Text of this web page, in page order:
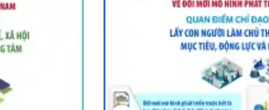
các hình
cá nhân,
dụng công
kỹ năng
thiết. Hưởng
nhiều
lan tỏa
ương Đảng khóa XIV về đổi
Việt Nam với 5 quan điểm chỉ
điểm chỉ đạo thứ năm là: Đổi
được thực hiện đồng bộ, toàn
từng giai đoạn; bảo đảm gắn
phát triển thành một thể thống
chế và quản trị quốc gia là